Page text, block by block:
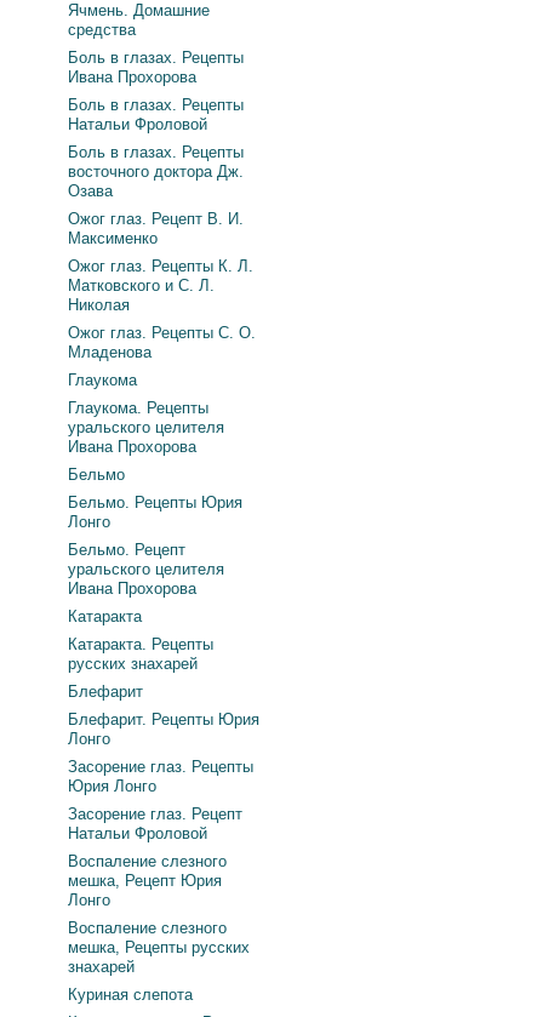
Ячмень. Домашние
средства
Боль в глазах. Рецепты
Ивана Прохорова
Боль в глазах. Рецепты
Натальи Фроловой
Боль в глазах. Рецепты
восточного доктора Дж.
Озава
Ожог глаз. Рецепт В. И.
Максименко
Ожог глаз. Рецепты К. Л.
Матковского и С. Л.
Николая
Ожог глаз. Рецепты С. О.
Младенова
Глаукома
Глаукома. Рецепты
уральского целителя
Ивана Прохорова
Бельмо
Бельмо. Рецепты Юрия
Лонго
Бельмо. Рецепт
уральского целителя
Ивана Прохорова
Катаракта
Катаракта. Рецепты
русских знахарей
Блефарит
Блефарит. Рецепты Юрия
Лонго
Засорение глаз. Рецепты
Юрия Лонго
Засорение глаз. Рецепт
Натальи Фроловой
Воспаление слезного
мешка, Рецепт Юрия
Лонго
Воспаление слезного
мешка, Рецепты русских
знахарей
Куриная слепота